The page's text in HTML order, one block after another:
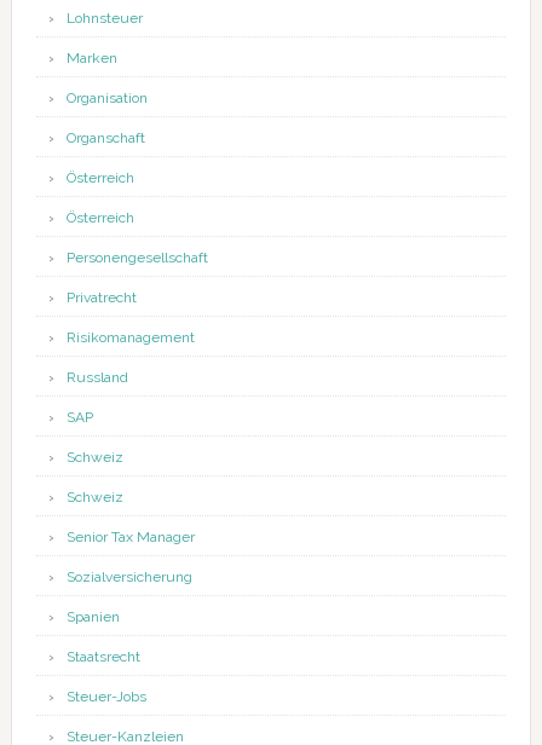
Lohnsteuer
Marken
Organisation
Organschaft
Österreich
Österreich
Personengesellschaft
Privatrecht
Risikomanagement
Russland
SAP
Schweiz
Schweiz
Senior Tax Manager
Sozialversicherung
Spanien
Staatsrecht
Steuer-Jobs
Steuer-Kanzleien